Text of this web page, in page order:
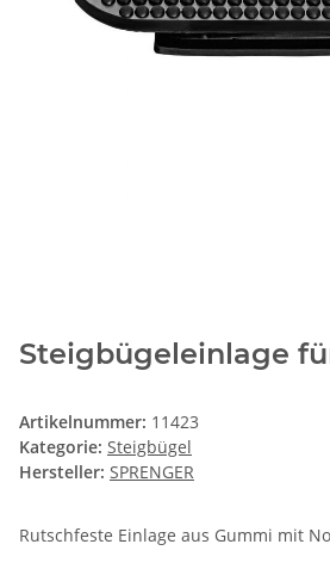
Steigbügeleinlage
Artikelnummer: 11423
Kategorie: Steigbügel
Hersteller: SPRENGER
Rutschfeste Einlage aus Gummi mit